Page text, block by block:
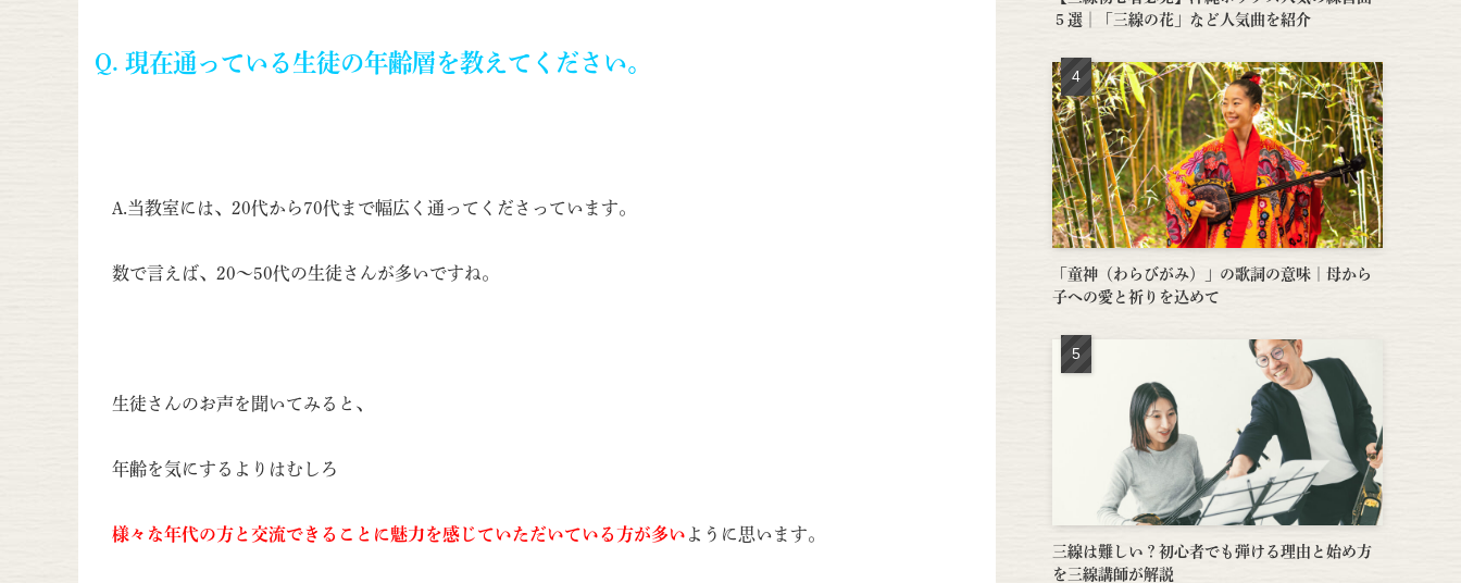
Q. 現在通っている生徒の年齢層を教えてください。
A.当教室には、20代から70代まで幅広く通ってくださっています。
数で言えば、20～50代の生徒さんが多いですね。
生徒さんのお声を聞いてみると、
年齢を気にするよりはむしろ
様々な年代の方と交流できることに魅力を感じていただいている方が多い ように思います。
５選│「三線の花」など人気曲を紹介
「童神（わらびがみ）」の歌詞の意味｜母から
子への愛と祈りを込めて
三線は難しい？初心者でも弾ける理由と始め方
を三線講師が解説